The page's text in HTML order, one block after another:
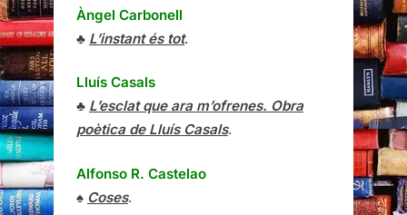
Àngel Carbonell
♣ L’instant és tot.
Lluís Casals
♣ L’esclat que ara m’ofrenes. Obra
poètica de Lluís Casals.
Alfonso R. Castelao
♠ Coses.